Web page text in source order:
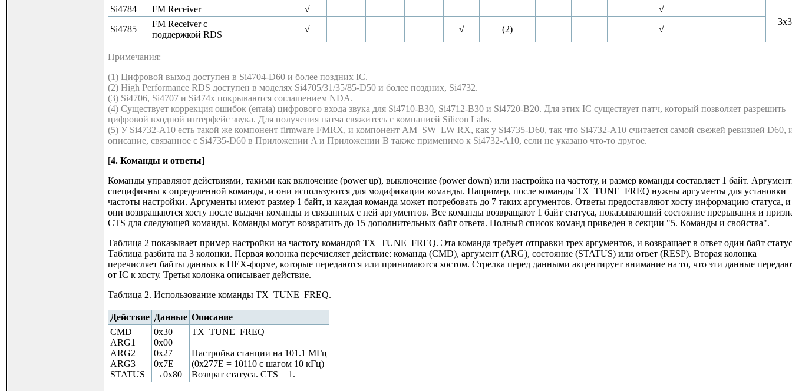
Si4784
FM Receiver √
√
3x3
Si4785
FM Receiver с
поддержкой RDS
√ √ (2) √
Примечания:
(1) Цифровой выход доступен в Si4704-D60 и более поздних IC.
(2) High Performance RDS доступен в моделях Si4705/31/35/85-D50 и более поздних, Si4732.
(3) Si4706, Si4707 и Si474x покрываются соглашением NDA.
(4) Существует коррекция ошибок (errata) цифрового входа звука для Si4710-B30, Si4712-B30 и Si4720-B20. Для этих IC существует патч, который позволяет разрешить
цифровой входной интерфейс звука. Для получения патча свяжитесь с компанией Silicon Labs.
(5) У Si4732-A10 есть такой же компонент firmware FMRX, и компонент AM_SW_LW RX, как у Si4735-D60, так что Si4732-A10 считается самой свежей ревизией D60,
описание, связанное с Si4735-D60 в Приложении A и Приложении B также применимо к Si4732-A10, если не указано что-то другое.
[4. Команды и ответы]
Команды управляют действиями, такими как включение (power up), выключение (power down) или настройка на частоту, и размер команды составляет 1 байт.
специфичны к определенной команды, и они используются для модификации команды. Например, после команды TX_TUNE_FREQ нужны аргументы для установки
частоты настройки. Аргументы имеют размер 1 байт, и каждая команда может потребовать до 7 таких аргументов. Ответы предоставляют хосту информацию статуса, и
они возвращаются хосту после выдачи команды и связанных с ней аргументов. Все команды возвращают 1 байт статуса, показывающий состояние прерывания и
CTS для следующей команды. Команды могут возвратить до 15 дополнительных байт ответа. Полный список команд приведен в секции "5. Команды и свойства".
Таблица 2 показывает пример настройки на частоту командой TX_TUNE_FREQ. Эта команда требует отправки трех аргументов, и возвращает в ответ один байт
Таблица разбита на 3 колонки. Первая колонка перечисляет действие: команда (CMD), аргумент (ARG), состояние (STATUS) или ответ (RESP). Вторая колонка
перечисляет байты данных в HEX-форме, которые передаются или принимаются хостом. Стрелка перед данными акцентирует внимание на то, что эти данные
от IC к хосту. Третья колонка описывает действие.
Таблица 2. Использование команды TX_TUNE_FREQ.
Действие Данные Описание
CMD
ARG1
ARG2
ARG3
STATUS
0x30
0x00
0x27
0x7E
→0x80
TX_TUNE_FREQ
Настройка станции на 101.1 МГц
(0x277E = 10110 с шагом 10 кГц)
Возврат статуса. CTS = 1.